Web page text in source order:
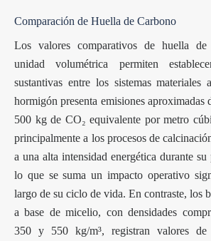
Comparación de Huella de Carbono
Los valores comparativos de huella
unidad volumétrica permiten
sustantivas entre los sistemas materiales
hormigón presenta emisiones aproximadas
500 kg de CO₂ equivalente por metro
principalmente a los procesos de
a una alta intensidad energética durante
lo que se suma un impacto operativo
largo de su ciclo de vida. En contraste, los
a base de micelio, con densidades
350 y 550 kg/m³, registran valores de